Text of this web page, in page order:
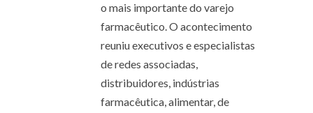
o mais importante do varejo
farmacêutico. O acontecimento
reuniu executivos e especialistas
de redes associadas,
distribuidores, indústrias
farmacêutica, alimentar, de